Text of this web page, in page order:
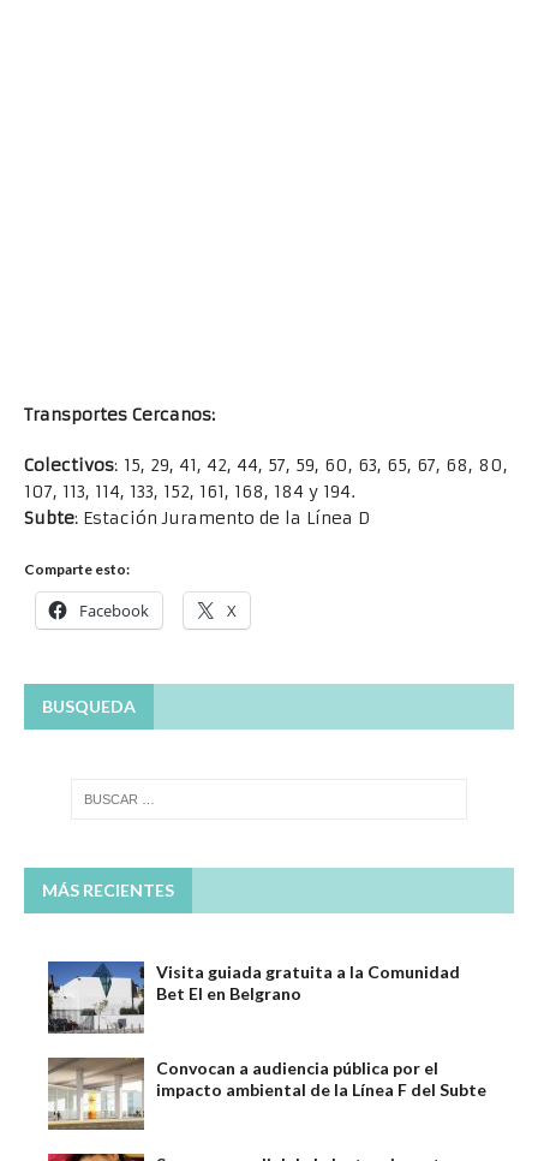
Transportes Cercanos:
Colectivos: 15, 29, 41, 42, 44, 57, 59, 60, 63, 65, 67, 68, 80,
107, 113, 114, 133, 152, 161, 168, 184 y 194.
Subte: Estación Juramento de la Línea D
Comparte esto:
Facebook X
BUSQUEDA
MÁS RECIENTES
Visita guiada gratuita a la Comunidad
Bet El en Belgrano
Convocan a audiencia pública por el
impacto ambiental de la Línea F del Subte